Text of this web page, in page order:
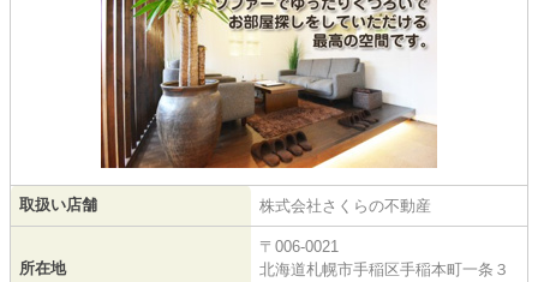
取扱い店舗 株式会社さくらの不動産
所在地
〒006-0021
北海道札幌市手稲区手稲本町一条３